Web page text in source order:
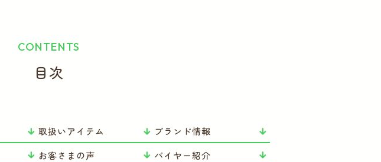
CONTENTS
目次
取扱いアイテム
ブランド情報
お客さまの声
バイヤー紹介